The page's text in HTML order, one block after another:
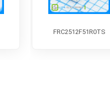
FRC2512F51R0TS